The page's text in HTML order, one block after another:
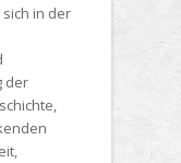
in der
der